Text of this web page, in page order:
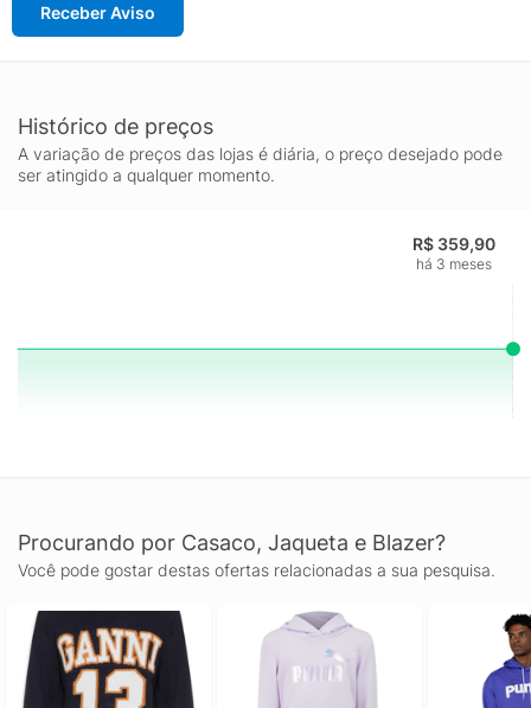
Receber Aviso
Histórico de preços
A variação de preços das lojas é diária, o preço desejado pode
ser atingido a qualquer momento.
R$ 359,90
há 3 meses
Procurando por Casaco, Jaqueta e Blazer?
Você pode gostar destas ofertas relacionadas a sua pesquisa.